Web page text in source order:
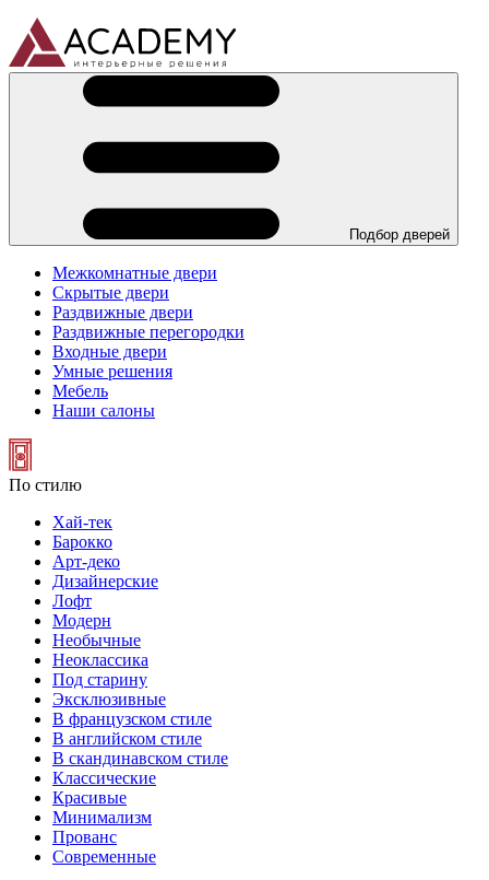
Подбор дверей
Межкомнатные двери
Скрытые двери
Раздвижные двери
Раздвижные перегородки
Входные двери
Умные решения
Мебель
Наши салоны
По стилю
Хай-тек
Барокко
Арт-деко
Дизайнерские
Лофт
Модерн
Необычные
Неоклассика
Под старину
Эксклюзивные
В французском стиле
В английском стиле
В скандинавском стиле
Классические
Красивые
Минимализм
Прованс
Современные